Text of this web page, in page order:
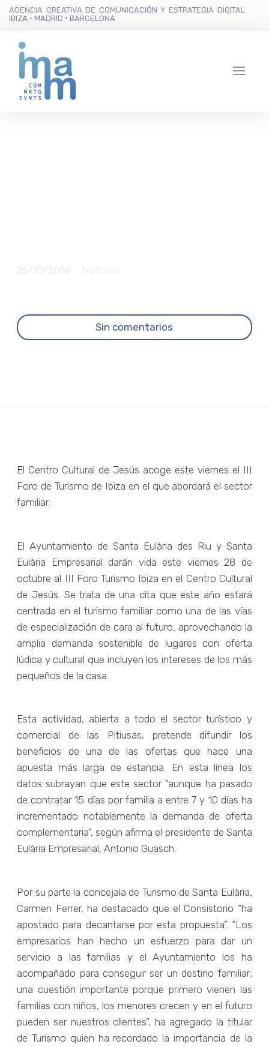
AGENCIA CREATIVA DE COMUNICACIÓN Y ESTRATEGIA DIGITAL
IBIZA · MADRID · BARCELONA
Sin comentarios
El Centro Cultural de Jesús acoge este viernes el III
Foro de Turismo de Ibiza en el que abordará el sector
familiar.
El Ayuntamiento de Santa Eulària des Riu y Santa
Eulària Empresarial darán vida este viernes 28 de
octubre al III Foro Turismo Ibiza en el Centro Cultural
de Jesús. Se trata de una cita que este año estará
centrada en el turismo familiar como una de las vías
de especialización de cara al futuro, aprovechando la
amplia demanda sostenible de lugares con oferta
lúdica y cultural que incluyen los intereses de los más
pequeños de la casa.
Esta actividad, abierta a todo el sector turístico y
comercial de las Pitiusas, pretende difundir los
beneficios de una de las ofertas que hace una
apuesta más larga de estancia. En esta línea los
datos subrayan que este sector “aunque ha pasado
de contratar 15 días por familia a entre 7 y 10 días ha
incrementado notablemente la demanda de oferta
complementaria”, según afirma el presidente de Santa
Eulària Empresarial, Antonio Guasch.
Por su parte la concejala de Turismo de Santa Eulària,
Carmen Ferrer, ha destacado que el Consistorio “ha
apostado para decantarse por esta propuesta”. “Los
empresarios han hecho un esfuerzo para dar un
servicio a las familias y el Ayuntamiento los ha
acompañado para conseguir ser un destino familiar;
una cuestión importante porque primero vienen las
familias con niños, los menores crecen y en el futuro
pueden ser nuestros clientes”, ha agregado la titular
de Turismo quien ha recordado la importancia de la